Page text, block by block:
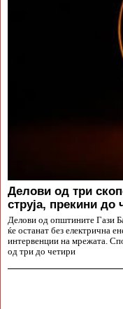
Делови од три
струја, прекини до
Делови од општините Гази
ќе останат без електрична
интервенции на мрежата.
од три до четири